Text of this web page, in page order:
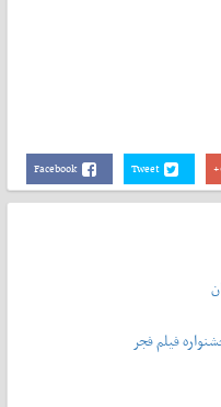
Facebook Tweet
فیلم فجر